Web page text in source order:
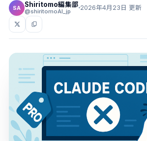
SA Shiritomo編集部
@shiritomoAI_jp 2026年4月23日 更新